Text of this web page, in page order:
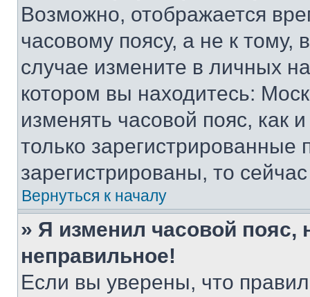
Возможно, отображается
часовому поясу, а не к тому,
случае измените в личных
котором вы находитесь:
изменять часовой пояс, как
только
зарегистрированы, то
Вернуться к началу
» Я изменил часовой пояс,
неправильное!
Если вы уверены, что